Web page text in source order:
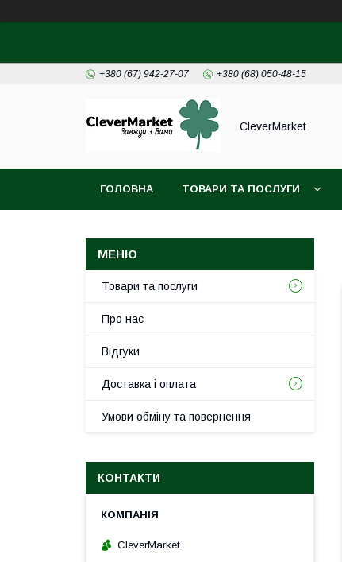
+380 (67) 942-27-07 +380 (68) 050-48-15
CleverMarket
ГОЛОВНА ТОВАРИ ТА ПОСЛУГИ
Товари та послуги
Про нас
Відгуки
Доставка і оплата
Умови обміну та повернення
КОНТАКТИ
CleverMarket